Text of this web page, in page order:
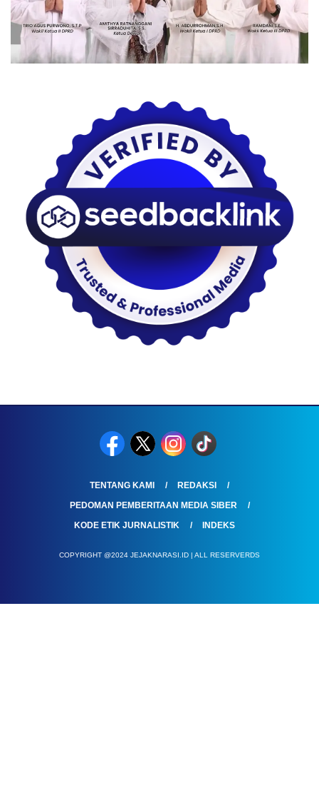
TENTANG KAMI
REDAKSI
PEDOMAN PEMBERITAAN MEDIA SIBER
KODE ETIK JURNALISTIK
INDEKS
COPYRIGHT @2024 JEJAKNARASI.ID | ALL RESERVERDS